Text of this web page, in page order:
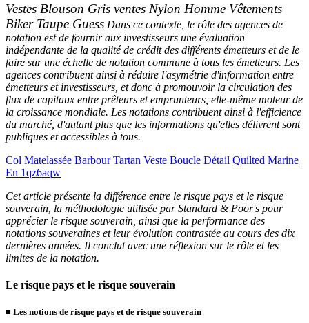
Vestes Blouson Gris ventes Nylon Homme Vêtements
Biker Taupe Guess Dans ce contexte, le rôle des agences de
notation est de fournir aux investisseurs une évaluation
indépendante de la qualité de crédit des différents émetteurs et de le
faire sur une échelle de notation commune à tous les émetteurs. Les
agences contribuent ainsi à réduire l'asymétrie d'information entre
émetteurs et investisseurs, et donc à promouvoir la circulation des
flux de capitaux entre prêteurs et emprunteurs, elle-même moteur de
la croissance mondiale. Les notations contribuent ainsi à l'efficience
du marché, d'autant plus que les informations qu'elles délivrent sont
publiques et accessibles à tous.
Col Matelassée Barbour Tartan Veste Boucle Détail Quilted Marine
En 1qz6aqw
Cet article présente la différence entre le risque pays et le risque
souverain, la méthodologie utilisée par Standard & Poor's pour
apprécier le risque souverain, ainsi que la performance des
notations souveraines et leur évolution contrastée au cours des dix
dernières années. Il conclut avec une réflexion sur le rôle et les
limites de la notation.
Le risque pays et le risque souverain
■ Les notions de risque pays et de risque souverain